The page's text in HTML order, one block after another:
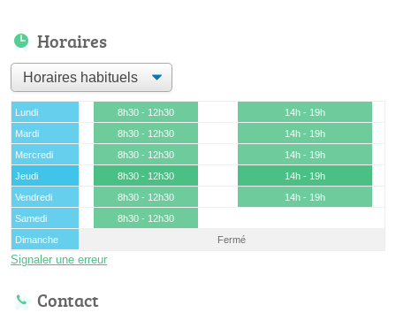
Horaires
Lundi 8h30 - 12h30
14h - 19h
Mardi
8h30 - 12h30
14h - 19h
Mercredi
8h30 - 12h30
14h - 19h
Jeudi
8h30 - 12h30
14h - 19h
Vendredi
8h30 - 12h30
14h - 19h
Samedi
8h30 - 12h30
Dimanche
Fermé
Signaler une erreur
Contact